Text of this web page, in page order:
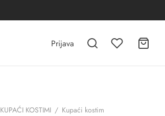
Prijava
KUPAĆI KOSTIMI / Kupaći kostim